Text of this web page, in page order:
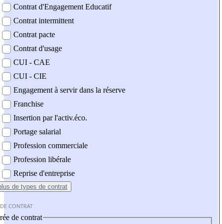
Contrat d'Engagement Educatif
Contrat intermittent
Contrat pacte
Contrat d'usage
CUI - CAE
CUI - CIE
Engagement à servir dans la réserve
Franchise
Insertion par l'activ.éco.
Portage salarial
Profession commerciale
Profession libérale
Reprise d'entreprise
de types de contrat
CONTRAT
de contrat